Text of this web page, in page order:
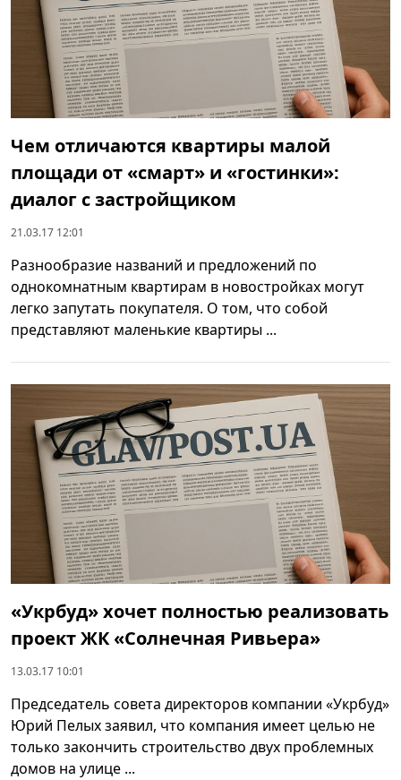
Чем отличаются квартиры малой
площади от «смарт» и «гостинки»:
диалог с застройщиком
21.03.17 12:01
Разнообразие названий и предложений по
однокомнатным квартирам в новостройках могут
легко запутать покупателя. О том, что собой
представляют маленькие квартиры ...
«Укрбуд» хочет полностью реализовать
проект ЖК «Солнечная Ривьера»
13.03.17 10:01
Председатель совета директоров компании «Укрбуд»
Юрий Пелых заявил, что компания имеет целью не
только закончить строительство двух проблемных
домов на улице ...